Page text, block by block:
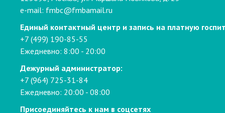
e-mail: fmbc@fmbamail.ru
Единый контактный центр и запись на платную
+7 (499) 190-85-55
Ежедневно: 8:00 - 20:00
Дежурный администратор:
+7 (964) 725-31-84
Ежедневно: 20:00 - 08:00
Присоединяйтесь к нам в соцсетях